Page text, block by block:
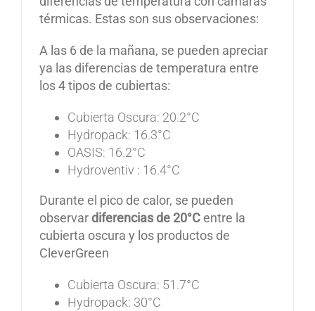
térmicas. Estas son sus observaciones:
A las 6 de la mañana, se pueden apreciar
ya las diferencias de temperatura entre
los 4 tipos de cubiertas:
Cubierta Oscura: 20.2°C
Hydropack: 16.3°C
OASIS: 16.2°C
Hydroventiv : 16.4°C
Durante el pico de calor, se pueden
observar diferencias de 20°Centre la
cubierta oscura y los productos de
CleverGreen
Cubierta Oscura: 51.7°C
Hydropack: 30°C